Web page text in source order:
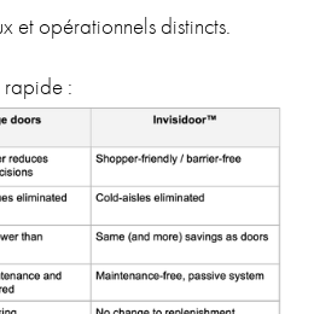
et opérationnels distincts.
rapide :